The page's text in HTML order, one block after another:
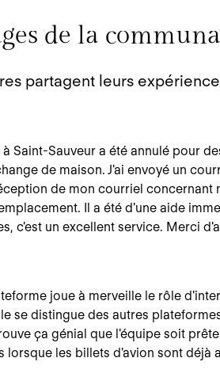
de la
partagent leurs
Saint-Sauveur a été annulé pour
de maison. J'ai envoyé un
de mon courriel concernant
Il a été d'une aide
c'est un excellent service. Merci
joue à merveille le rôle
se distingue des autres
ça génial que l'équipe soit
lorsque les billets d'avion sont déjà